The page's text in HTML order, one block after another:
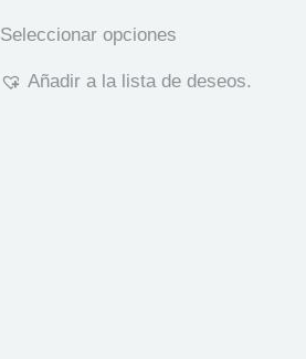
Seleccionar opciones
Añadir a la lista de deseos.